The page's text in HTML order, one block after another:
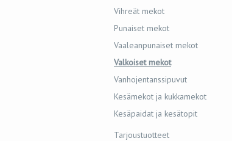
Vihreät mekot
Punaiset mekot
Vaaleanpunaiset mekot
Valkoiset mekot
Vanhojentanssipuvut
Kesämekot ja kukkamekot
Kesäpaidat ja kesätopit
Tarjoustuotteet